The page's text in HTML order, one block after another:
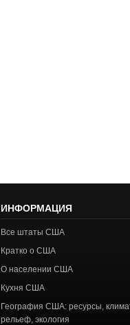
ИНФОРМАЦИЯ
Все штаты США
Кратко о США
О населении США
Кухня США
География США: ресурсы,
рельеф, экология